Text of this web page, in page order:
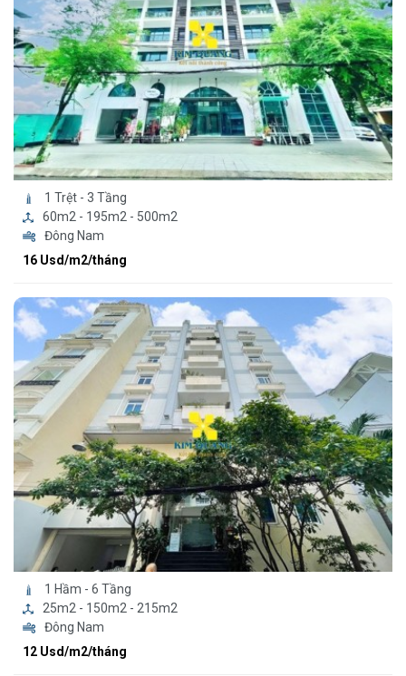
1 Trệt - 3 Tầng
60m2 - 195m2 - 500m2
Đông Nam
16 Usd/m2/tháng
1 Hầm - 6 Tầng
25m2 - 150m2 - 215m2
Đông Nam
12 Usd/m2/tháng